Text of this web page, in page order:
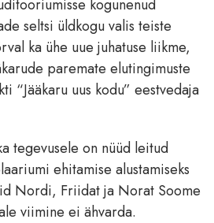
kogunenud
seltsi üldkogu valis teiste
ka ühe uue juhatuse liikme,
paremate elutingimuste
“Jääkaru uus kodu” eestvedaja
tegevusele on nüüd leitud
ehitamise alustamiseks
Nordi, Friidat ja Norat Soome
viimine ei ähvarda.